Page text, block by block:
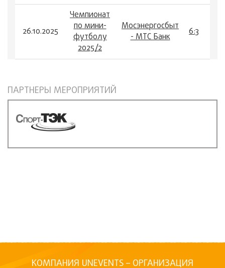
26.10.2025
Чемпионат
по мини-
футболу
2025/2
Мосэнергосбыт
- МТС Банк
6:3
ПАРТНЕРЫ МЕРОПРИЯТИЙ
КОМПАНИЯ UNEVENTS – ОРГАНИЗАЦИЯ